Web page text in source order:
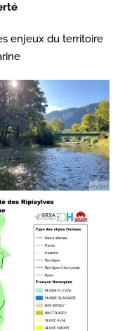
enjeux du territoire